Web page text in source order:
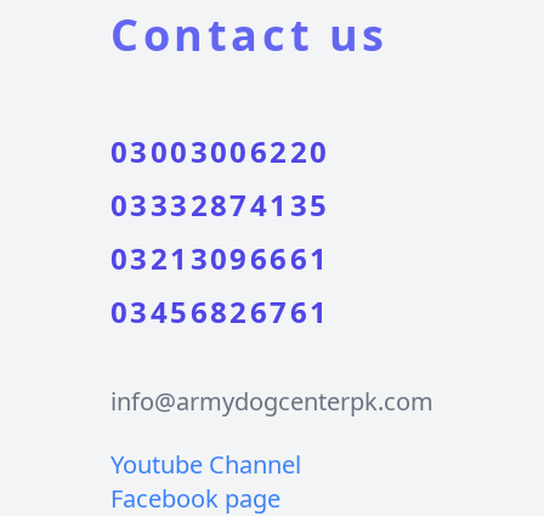
Contact us
03003006220
03332874135
03213096661
03456826761
info@armydogcenterpk.com
Youtube Channel
Facebook page